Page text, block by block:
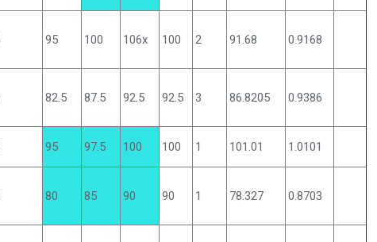
95 100 106x 100 2 91.68 0.9168
82.5 87.5 92.5 92.5 3 86.8205 0.9386
95 97.5 100 100 1 101.01 1.0101
80 85 90 90 1 78.327 0.8703